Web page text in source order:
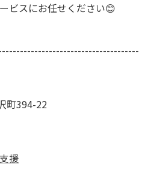
ビスにお任せください😊
町394-22
援